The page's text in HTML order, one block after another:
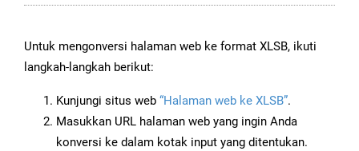
Untuk mengonversi halaman web ke format XLSB, ikuti
langkah-langkah berikut:
Kunjungi situs web “Halaman web ke XLSB”.
Masukkan URL halaman web yang ingin Anda
konversi ke dalam kotak input yang ditentukan.